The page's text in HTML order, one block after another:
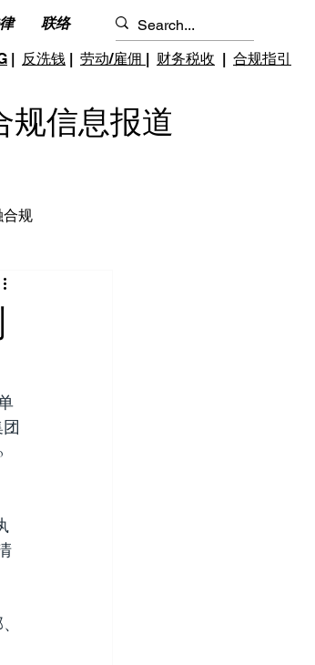
联络
| 反洗钱 | 劳动/雇佣 | 财务税收 | 合规指引
规信息报道
合规